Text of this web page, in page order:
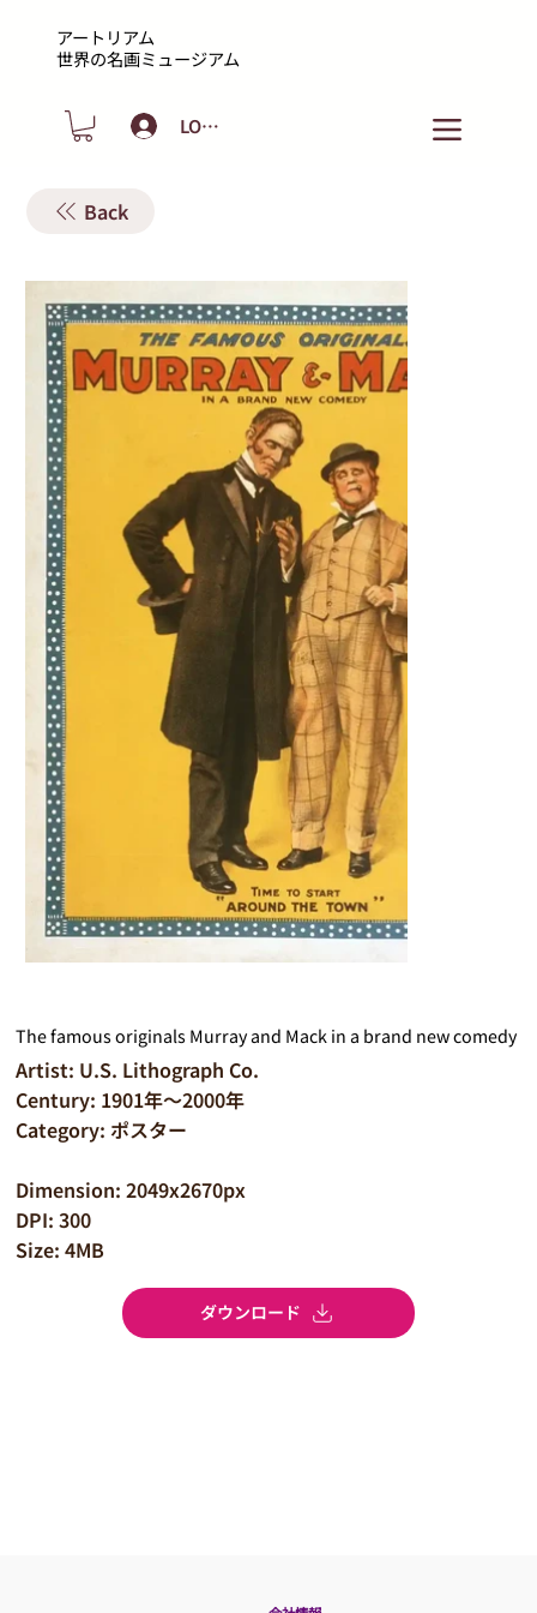
アートリアム
​世界の名画ミュージアム
LOGIN
Back
The famous originals Murray and Mack in a brand new comedy
Artist: U.S. Lithograph Co.
Century: 1901年～2000年
Category: ポスター
Dimension: 2049x2670px
DPI: 300
Size: 4MB
ダウンロード